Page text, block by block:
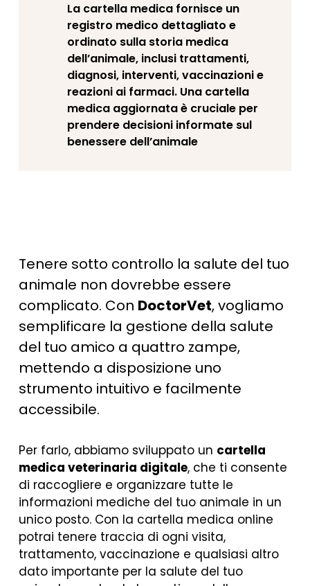
La cartella medica fornisce un
registro medico dettagliato e
ordinato sulla storia medica
dell’animale, inclusi trattamenti,
diagnosi, interventi, vaccinazioni e
reazioni ai farmaci. Una cartella
medica aggiornata è cruciale per
prendere decisioni informate sul
benessere dell’animale
Tenere sotto controllo la salute del tuo
animale non dovrebbe essere
complicato. Con DoctorVet, vogliamo
semplificare la gestione della salute
del tuo amico a quattro zampe,
mettendo a disposizione uno
strumento intuitivo e facilmente
accessibile.
Per farlo, abbiamo sviluppato un cartella
medica veterinaria digitale, che ti consente
di raccogliere e organizzare tutte le
informazioni mediche del tuo animale in un
unico posto. Con la cartella medica online
potrai tenere traccia di ogni visita,
trattamento, vaccinazione e qualsiasi altro
dato importante per la salute del tuo